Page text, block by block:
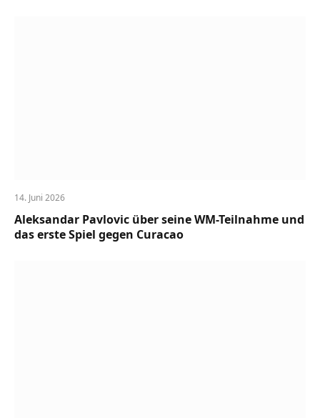
14. Juni 2026
Aleksandar Pavlovic über seine WM-Teilnahme und
das erste Spiel gegen Curacao